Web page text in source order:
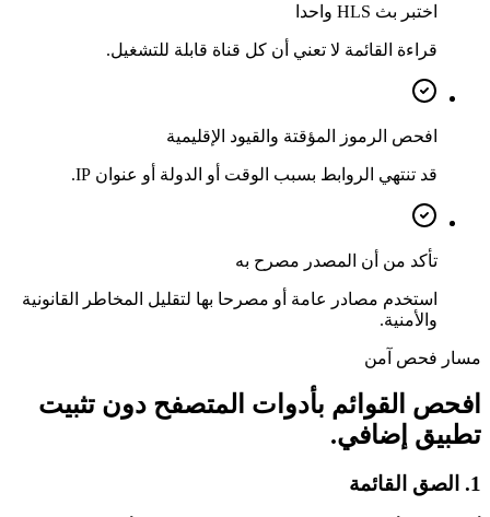
اختبر بث HLS واحدا
قراءة القائمة لا تعني أن كل قناة قابلة للتشغيل.
افحص الرموز المؤقتة والقيود الإقليمية
قد تنتهي الروابط بسبب الوقت أو الدولة أو عنوان IP.
تأكد من أن المصدر مصرح به
استخدم مصادر عامة أو مصرحا بها لتقليل المخاطر القانونية
والأمنية.
مسار فحص آمن
افحص القوائم بأدوات المتصفح دون تثبيت
تطبيق إضافي.
1. الصق القائمة